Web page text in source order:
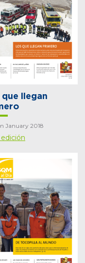
que llegan
January 2018